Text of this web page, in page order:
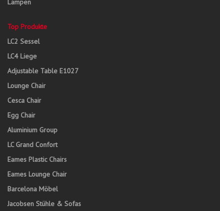
Lampen
Top Produkte
LC2 Sessel
LC4 Liege
Adjustable Table E1027
Lounge Chair
Cesca Chair
Egg Chair
Aluminium Group
LC Grand Confort
Eames Plastic Chairs
Eames Lounge Chair
Barcelona Möbel
Jacobsen Stühle & Sofas